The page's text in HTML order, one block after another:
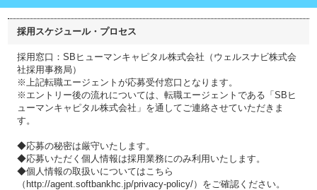
採用スケジュール・プロセス
採用窓口：SBヒューマンキャピタル株式会社（ウェルスナビ株式会
社採用事務局）
※上記転職エージェントが応募受付窓口となります。
※エントリー後の流れについては、転職エージェントである「SBヒ
ューマンキャピタル株式会社」を通してご連絡させていただきま
す。
◆応募の秘密は厳守いたします。
◆応募いただく個人情報は採用業務にのみ利用いたします。
◆個人情報の取扱いについてはこちら
（http://agent.softbankhc.jp/privacy-policy/）をご確認ください。